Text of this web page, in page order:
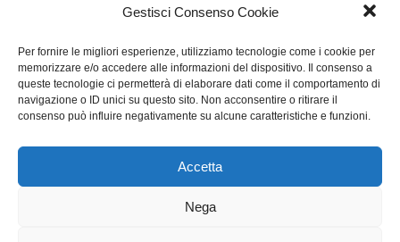
Gestisci Consenso Cookie
Per fornire le migliori esperienze, utilizziamo tecnologie come i cookie per
memorizzare e/o accedere alle informazioni del dispositivo. Il consenso a
queste tecnologie ci permetterà di elaborare dati come il comportamento di
navigazione o ID unici su questo sito. Non acconsentire o ritirare il
consenso può influire negativamente su alcune caratteristiche e funzioni.
Accetta
Nega
1 … 15 16 17 18 19
…
22
+39 347 2461036